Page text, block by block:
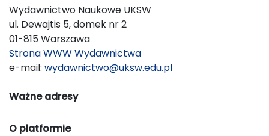
Wydawnictwo Naukowe UKSW
ul. Dewajtis 5, domek nr 2
01-815 Warszawa
Strona WWW Wydawnictwa
e-mail: wydawnictwo@uksw.edu.pl
Ważne adresy
O platformie